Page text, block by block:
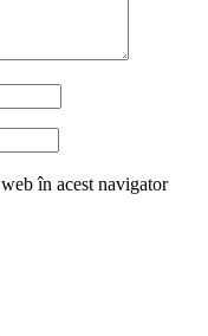
în acest navigator